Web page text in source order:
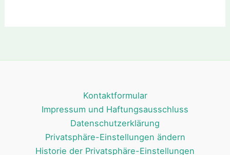
Kontaktformular
Impressum und Haftungsausschluss
Datenschutzerklärung
Privatsphäre-Einstellungen ändern
Historie der Privatsphäre-Einstellungen